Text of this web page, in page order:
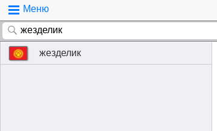
Меню
жезделик